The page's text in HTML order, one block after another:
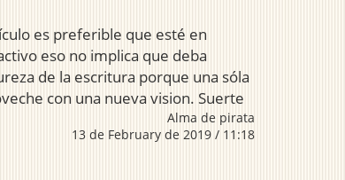
es preferible que esté en
eso no implica que deba
de la escritura porque una sóla
con una nueva vision. Suerte
Alma de pirata
13 de February de 2019 / 11:18